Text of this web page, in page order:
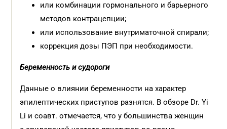
или комбинации гормонального и барьерного
методов контрацепции;
или использование внутриматочной спирали;
коррекция дозы ПЭП при необходимости.
Беременность и судороги
Данные о влиянии беременности на характер
эпилептических приступов разнятся. В обзоре Dr. Yi
Li и соавт. отмечается, что у большинства женщин